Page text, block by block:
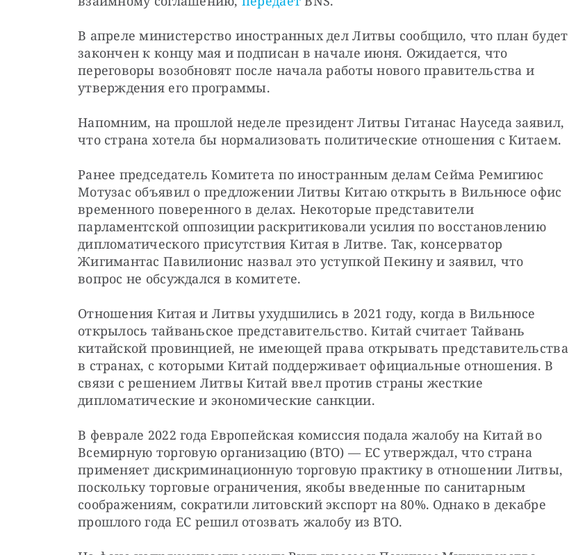
В апреле министерство иностранных дел Литвы сообщило, что план будет
закончен к концу мая и подписан в начале июня. Ожидается, что
переговоры возобновят после начала работы нового правительства и
утверждения его программы.
Напомним, на прошлой неделе президент Литвы Гитанас Науседа заявил,
что страна хотела бы нормализовать политические отношения с Китаем.
Ранее председатель Комитета по иностранным делам Сейма Ремигиюс
Мотузас объявил о предложении Литвы Китаю открыть в Вильнюсе офис
временного поверенного в делах. Некоторые представители
парламентской оппозиции раскритиковали усилия по восстановлению
дипломатического присутствия Китая в Литве. Так, консерватор
Жигимантас Павилионис назвал это уступкой Пекину и заявил, что
вопрос не обсуждался в комитете.
Отношения Китая и Литвы ухудшились в 2021 году, когда в Вильнюсе
открылось тайваньское представительство. Китай считает Тайвань
китайской провинцией, не имеющей права открывать представительства
в странах, с которыми Китай поддерживает официальные отношения. В
связи с решением Литвы Китай ввел против страны жесткие
дипломатические и экономические санкции.
В феврале 2022 года Европейская комиссия подала жалобу на Китай во
Всемирную торговую организацию (ВТО) — ЕС утверждал, что страна
применяет дискриминационную торговую практику в отношении Литвы,
поскольку торговые ограничения, якобы введенные по санитарным
соображениям, сократили литовский экспорт на 80%. Однако в декабре
прошлого года ЕС решил отозвать жалобу из ВТО.